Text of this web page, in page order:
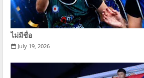
ไม่มีชื่อ
July 19, 2026